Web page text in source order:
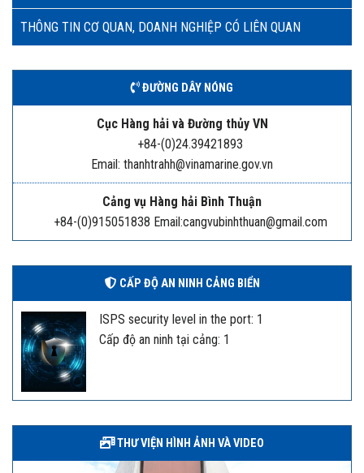
THÔNG TIN CƠ QUAN, DOANH NGHIỆP CÓ LIÊN QUAN
ĐƯỜNG DÂY NÓNG
Cục Hàng hải và Đường thủy VN
+84-(0)24.39421893
Email: thanhtrahh@vinamarine.gov.vn
Cảng vụ Hàng hải Bình Thuận
+84-(0)915051838 Email:cangvubinhthuan@gmail.com
CẤP ĐỘ AN NINH CẢNG BIỂN
ISPS security level in the port: 1
Cấp độ an ninh tại cảng: 1
THƯ VIỆN HÌNH ẢNH VÀ VIDEO